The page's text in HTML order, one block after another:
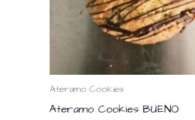
Ateramo Cookies
Ateramo Cookies BUENO